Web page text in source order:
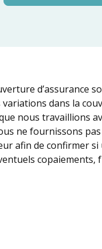
d’assurance
dans la
nous travaillions
ne fournissons
afin de confirmer